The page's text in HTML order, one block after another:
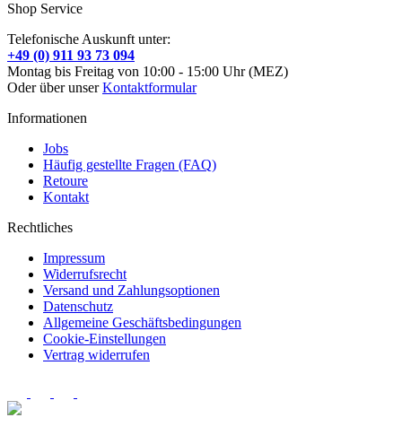
Shop Service
Telefonische Auskunft unter:
+49 (0) 911 93 73 094
Montag bis Freitag von 10:00 - 15:00 Uhr (MEZ)
Oder über unserKontaktformular
Informationen
Jobs
Häufig gestellte Fragen (FAQ)
Retoure
Kontakt
Rechtliches
Impressum
Widerrufsrecht
Versand und Zahlungsoptionen
Datenschutz
Allgemeine Geschäftsbedingungen
Cookie-Einstellungen
Vertrag widerrufen